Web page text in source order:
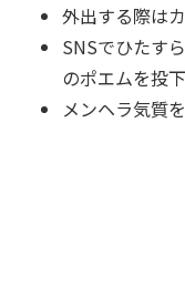
外出する際は
SNSでひたす
のポエムを投
メンヘラ気質